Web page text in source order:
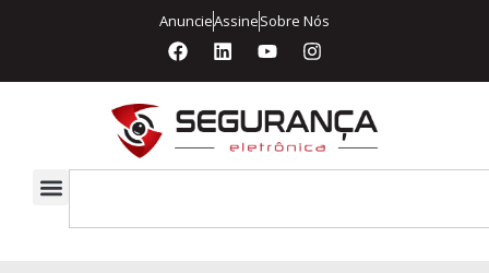
AnuncieAssineSobre Nós